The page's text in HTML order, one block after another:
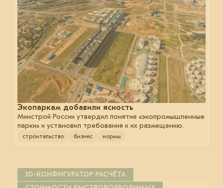
Экопаркам добавили ясность
Минстрой России утвердил понятие «экопромышленные
парки» и установил требования к их размещению.
строительство бизнес нормы
3D-КОНФИГУРАТОР РАСЧЁТА